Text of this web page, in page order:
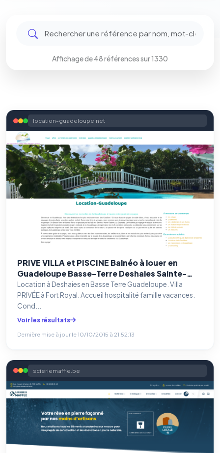
Affichage de 48 références sur 1330
location-guadeloupe.net
PRIVE VILLA et PISCINE Balnéo à louer en
Guadeloupe Basse-Terre Deshaies Sainte-
Rose location : hébergement , maison ,
véhicule , Gîte , maison, chez Ylang-Ylang
CoCo pas cher.
Location à Deshaies en Basse Terre Guadeloupe. Villa
PRIVÉE à Fort Royal. Accueil hospitalité famille vacances.
Cond...
Voir les résultats
Dernière mise à jour le10/10/2015 à 21:52:13
scieriemaffle.be